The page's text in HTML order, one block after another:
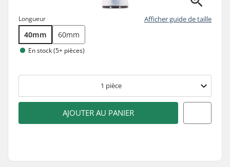
Longueur Afficher guide de taille
40mm 60mm
En stock (5+ pièces)
1 pièce
AJOUTER AU PANIER